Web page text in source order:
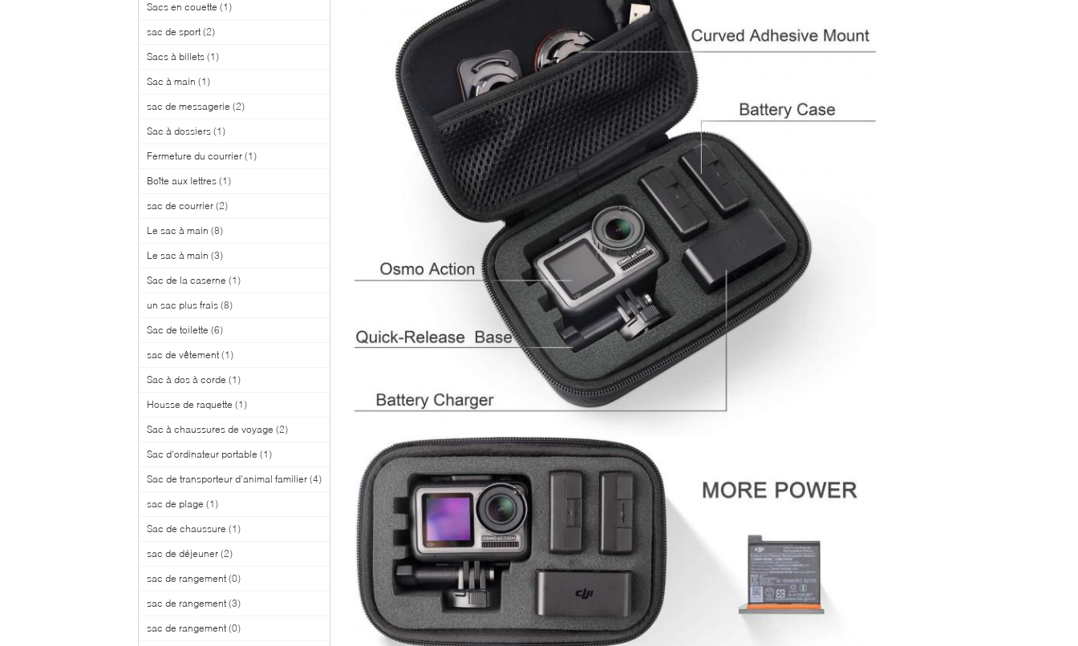
Sacs en couette (1)
sac de sport (2)
Sacs à billets (1)
Sac à main (1)
sac de messagerie (2)
Sac à dossiers (1)
Fermeture du courrier (1)
Boîte aux lettres (1)
sac de courrier (2)
Le sac à main (8)
Le sac à main (3)
Sac de la caserne (1)
un sac plus frais (8)
Sac de toilette (6)
sac de vêtement (1)
Sac à dos à corde (1)
Housse de raquette (1)
Sac à chaussures de voyage (2)
Sac d'ordinateur portable (1)
Sac de transporteur d'animal familier (4)
sac de plage (1)
Sac de chaussure (1)
sac de déjeuner (2)
sac de rangement (0)
sac de rangement (3)
sac de rangement (0)